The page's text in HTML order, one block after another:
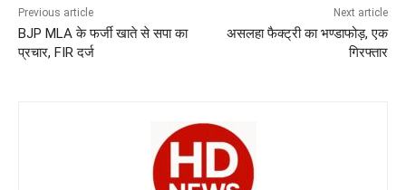
o
o
p
p
n
m
Previous article
BJP MLA के फर्जी खाते से सपा का
प्रचार, FIR दर्ज
Next article
असलहा फैक्ट्री का भण्डाफोड़, एक
गिरफ्तार